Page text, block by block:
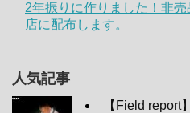
2年振りに作りました！非
店に配布します。
人気記事
【Field report